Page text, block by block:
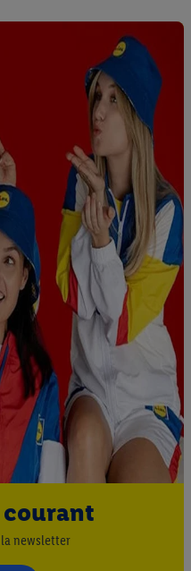
courant
newsletter